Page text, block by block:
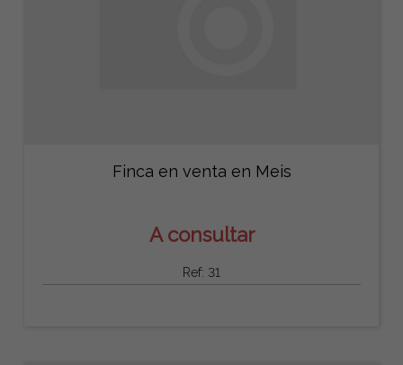
Finca en venta en Meis
A consultar
Ref: 31